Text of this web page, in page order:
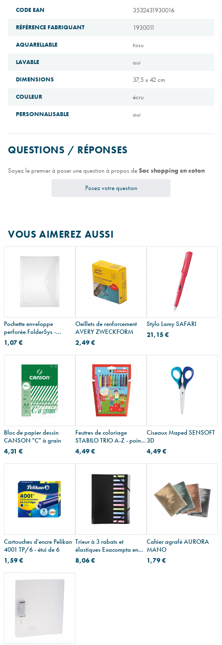
CODE EAN 3532431930016
RÉFÉRENCE FABRIQUANT 1930011
AQUARELLABLE tissu
LAVABLE oui
DIMENSIONS 37,5 x 42 cm
COULEUR écru
PERSONNALISABLE oui
QUESTIONS / RÉPONSES
Soyez le premier à poser une question à propos deSac shopping en coton
Posez votre question
VOUS AIMEREZ AUSSI
Pochette enveloppe
perforée FolderSys -
fermeture velcro
1,07 €
Oeillets de renforcement
AVERY ZWECKFORM
2,49 €
Stylo Lamy SAFARI
21,15 €
Bloc de papier dessin
CANSON "C" à grain
4,31 €
Feutres de coloriage
STABILO TRIO A-Z - pointe
fine
4,49 €
Ciseaux Maped SENSOFT
3D
4,49 €
Cartouches d'encre Pelikan
4001 TP/6 - étui de 6
1,59 €
Trieur à 3 rabats et
élastiques Exacompta en
plastique
8,06 €
Cahier agrafé AURORA
MANO
1,79 €